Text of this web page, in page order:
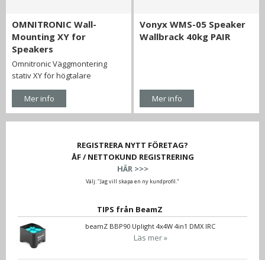
OMNITRONIC Wall-
Mounting XY for
Speakers
Omnitronic Väggmontering
stativ XY för högtalare
Mer info
Vonyx WMS-05 Speaker
Wallbrack 40kg PAIR
Mer info
REGISTRERA NYTT FÖRETAG?
ÅF / NETTOKUND REGISTRERING
HÄR >>>
Välj: "Jag vill skapa en ny kundprofil."
TIPS från BeamZ
beamZ BBP90 Uplight 4x4W 4in1 DMX IRC
Läs mer »